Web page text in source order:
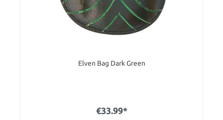
Elven Bag Dark Green
€33.99*